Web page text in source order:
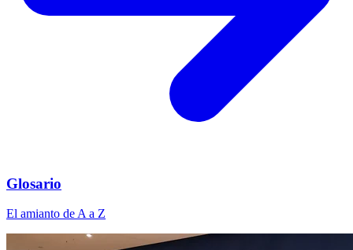
Glosario
El amianto de A a Z